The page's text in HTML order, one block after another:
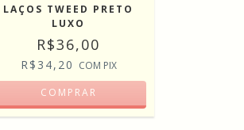
LAÇOS TWEED PRETO
LUXO
R$36,00
R$34,20 COM PIX
COMPRAR